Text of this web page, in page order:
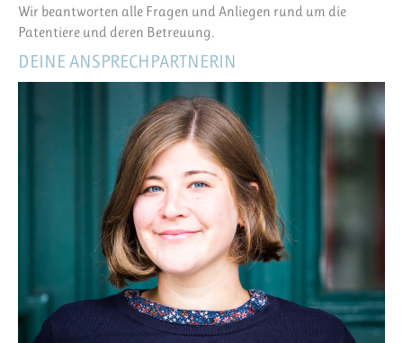
Wir beantworten alle Fragen und Anliegen rund um die
Patentiere und deren Betreuung.
DEINE ANSPRECHPARTNERIN